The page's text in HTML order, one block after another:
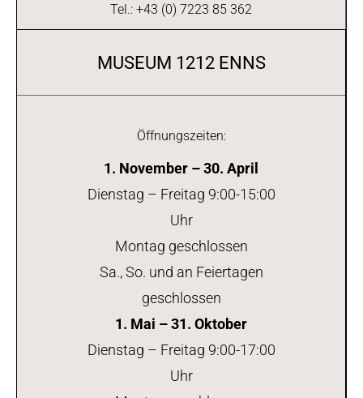
Tel.: +43 (0) 7223 85 362
MUSEUM 1212 ENNS
Öffnungszeiten:
1. November – 30. April
Dienstag – Freitag 9:00-15:00
Uhr
Montag geschlossen
Sa., So. und an Feiertagen
geschlossen
1. Mai – 31. Oktober
Dienstag – Freitag 9:00-17:00
Uhr